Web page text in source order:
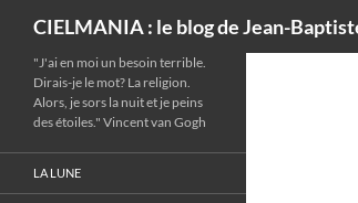
CIELMANIA : le blog de Jean-
"J'ai en moi un besoin terrible.
Dirais-je le mot? La religion.
Alors, je sors la nuit et je peins
des étoiles." Vincent van Gogh
LA LUNE